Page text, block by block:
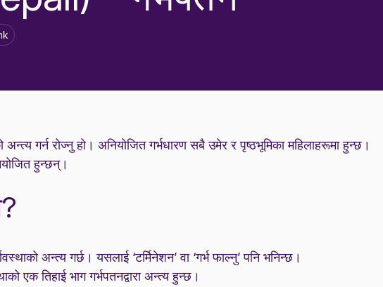
अन्त्य गर्न रोज्नु हो। अनियोजित गर्भधारण सबै उमेर र पृष्ठभूमिका महिलाहरूमा हुन्छ।
हुन्छन्।
अन्त्य गर्छ। यसलाई ‘टर्मिनेशन’ वा ‘गर्भ फाल्नु’ पनि भनिन्छ।
एक तिहाई भाग गर्भपतनद्वारा अन्त्य हुन्छ।